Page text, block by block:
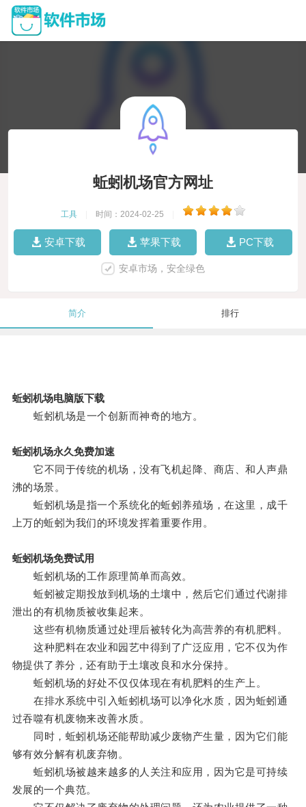
蚯蚓机场官方网址
工具 时间：2024-02-25
安卓下载 苹果下载 PC下载
安卓市场，安全绿色
简介 排行
蚯蚓机场电脑版下载
蚯蚓机场是一个创新而神奇的地方。
蚯蚓机场永久免费加速
它不同于传统的机场，没有飞机起降、商店、和人声鼎
沸的场景。
蚯蚓机场是指一个系统化的蚯蚓养殖场，在这里，成千
上万的蚯蚓为我们的环境发挥着重要作用。
蚯蚓机场免费试用
蚯蚓机场的工作原理简单而高效。
蚯蚓被定期投放到机场的土壤中，然后它们通过代谢排
泄出的有机物质被收集起来。
这些有机物质通过处理后被转化为高营养的有机肥料。
这种肥料在农业和园艺中得到了广泛应用，它不仅为作
物提供了养分，还有助于土壤改良和水分保持。
蚯蚓机场的好处不仅仅体现在有机肥料的生产上。
在排水系统中引入蚯蚓机场可以净化水质，因为蚯蚓通
过吞噬有机废物来改善水质。
同时，蚯蚓机场还能帮助减少废物产生量，因为它们能
够有效分解有机废弃物。
蚯蚓机场被越来越多的人关注和应用，因为它是可持续
发展的一个典范。